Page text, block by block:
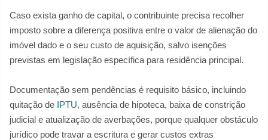
Caso exista ganho de capital, o contribuinte precisa recolher
imposto sobre a diferença positiva entre o valor de alienação do
imóvel dado e o seu custo de aquisição, salvo isenções
previstas em legislação específica para residência principal.
Documentação sem pendências é requisito básico, incluindo
quitação de IPTU, ausência de hipoteca, baixa de constrição
judicial e atualização de averbações, porque qualquer obstáculo
jurídico pode travar a escritura e gerar custos extras